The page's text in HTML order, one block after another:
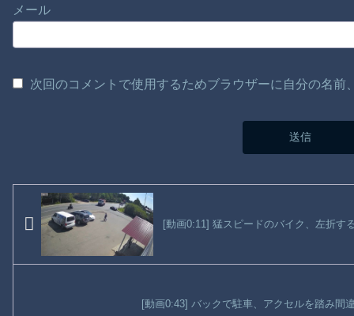
メール
次回のコメントで使用するためブラウザーに自分の名
[動画0:11] 猛スピードのバイク、左折す
[動画0:43] バックで駐車、アクセルを踏み間